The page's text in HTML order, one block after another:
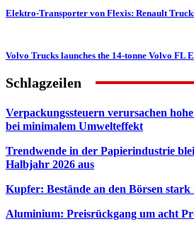
Elektro-Transporter von Flexis: Renault
Volvo Trucks launches the 14-tonne Volvo FL
Schlagzeilen
Verpackungssteuern verursachen
bei minimalem Umwelteffekt
Trendwende in der Papierindustrie
Halbjahr 2026 aus
Kupfer: Bestände an den Börsen
Aluminium: Preisrückgang um acht